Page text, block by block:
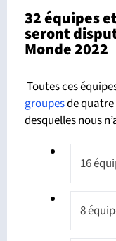
32 équipes
seront
Monde 2022
Toutes ces
groupesde
desquelles nous
16
8